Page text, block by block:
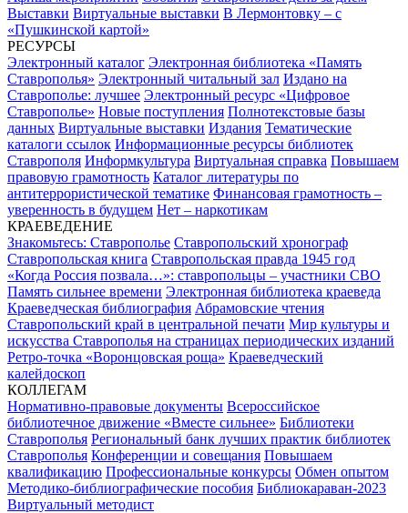
Выставки Виртуальные выставки В Лермонтовку – с
«Пушкинской картой»
РЕСУРСЫ
Электронный каталог Электронная библиотека «Память
Ставрополья» Электронный читальный зал Издано на
Ставрополье: лучшее Электронный ресурс «Цифровое
Ставрополье» Новые поступления Полнотекстовые базы
данных Виртуальные выставки Издания Тематические
каталоги ссылок Информационные ресурсы библиотек
Ставрополя Информкультура Виртуальная справка Повышаем
правовую грамотность Каталог литературы по
антитеррористической тематике Финансовая грамотность –
уверенность в будущем Нет – наркотикам
КРАЕВЕДЕНИЕ
Знакомьтесь: Ставрополье Ставропольский хронограф
Ставропольская книга Ставропольская правда 1945 год
«Когда Россия позвала…»: ставропольцы – участники СВО
Память сильнее времени Электронная библиотека краеведа
Краеведческая библиография Абрамовские чтения
Ставропольский край в центральной печати Мир культуры и
искусства Ставрополья на страницах периодических изданий
Ретро-точка «Воронцовская роща» Краеведческий
калейдоскоп
КОЛЛЕГАМ
Нормативно-правовые документы Всероссийское
библиотечное движение «Вместе сильнее» Библиотеки
Ставрополья Региональный банк лучших практик библиотек
Ставрополья Конференции и совещания Повышаем
квалификацию Профессиональные конкурсы Обмен опытом
Методико-библиографические пособия Библиокараван-2023
Виртуальный методист